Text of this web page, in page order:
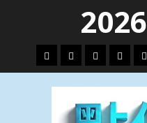
content頭
條
財
經
地
方.
會
文
教.
技
專